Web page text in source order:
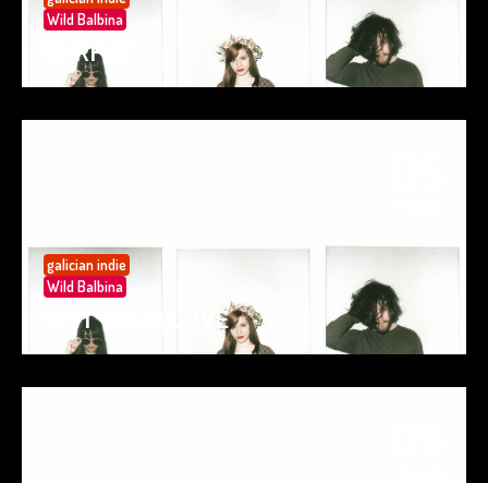
Wild Balbina
SURFIN’
galician indie
Wild Balbina
SPIT YOUR LOVE